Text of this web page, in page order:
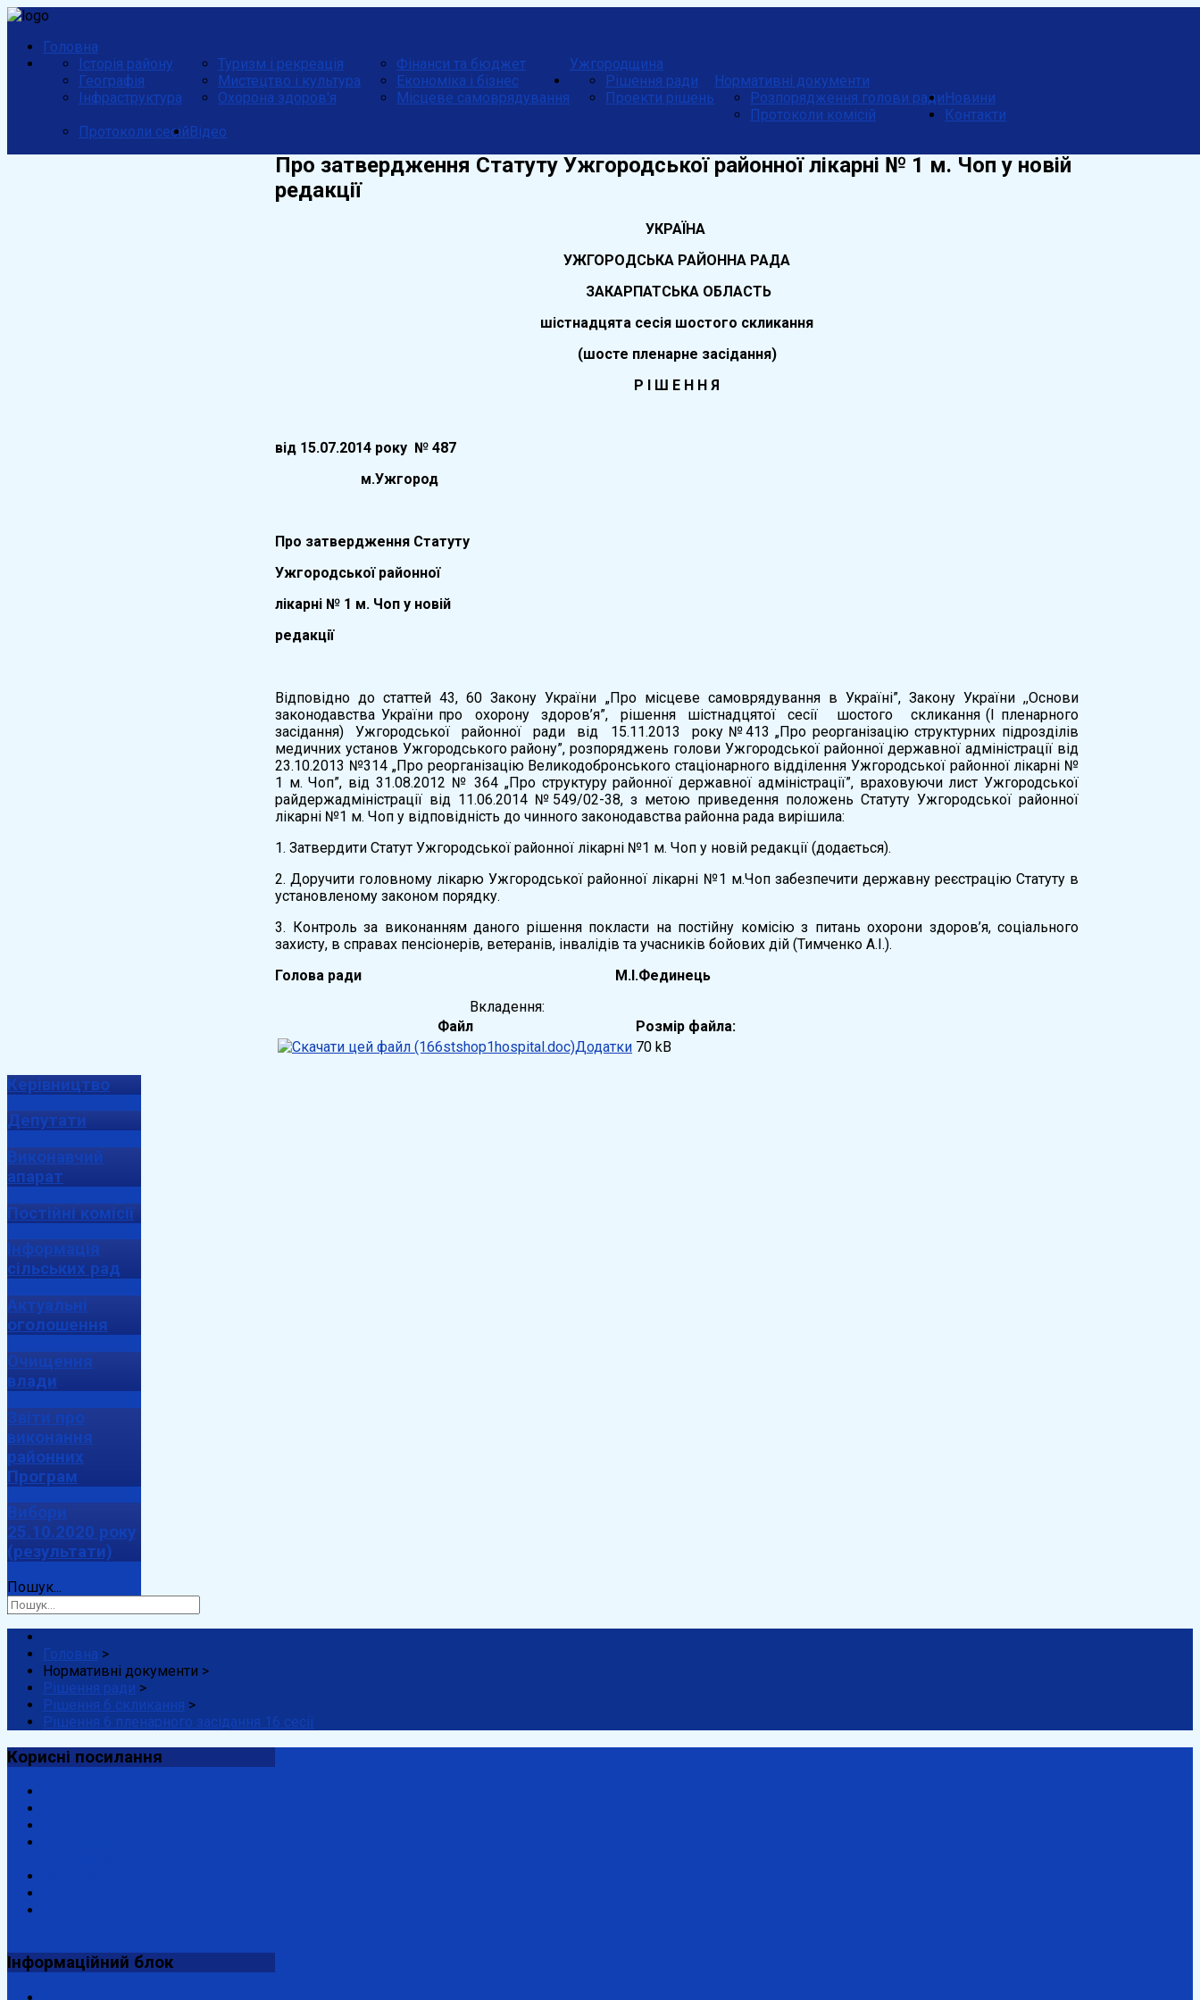
Головна
Ужгородщина
Історія району
Географія
Інфраструктура
Туризм і рекреація
Мистецтво і культура
Охорона здоров'я
Фінанси та бюджет
Економіка і бізнес
Місцеве самоврядування
Нормативні документи
Рішення ради
Проекти рішень
Розпорядження голови ради
Протоколи комісій
Протоколи сесій
Новини
Контакти
Відео
Про затвердження Статуту Ужгородської районної лікарні № 1 м. Чоп у новій
редакції
УКРАЇНА
УЖГОРОДСЬКА РАЙОННА РАДА
ЗАКАРПАТСЬКА ОБЛАСТЬ
шістнадцята сесія шостого скликання
(шосте пленарне засідання)
Р І Ш Е Н Н Я
вiд 15.07.2014 року № 487
м.Ужгород
Про затвердження Статуту
Ужгородської районної
лікарні № 1 м. Чоп у новій
редакції
Відповідно до статтей 43, 60 Закону України „Про місцеве самоврядування в Україні”, Закону України ,,Основи
законодавства України про охорону здоров’я”, рішення шістнадцятої сесії шостого скликання (І пленарного
засідання) Ужгородської районної ради від 15.11.2013 року №413 „Про реорганізацію структурних підрозділів
медичних установ Ужгородського району”, розпоряджень голови Ужгородської районної державної адміністрації від
23.10.2013 №314 „Про реорганізацію Великодобронського стаціонарного відділення Ужгородської районної лікарні №
1 м. Чоп”, від 31.08.2012 № 364 „Про структуру районної державної адміністрації”, враховуючи лист Ужгородської
райдержадміністрації від 11.06.2014 №549/02-38, з метою приведення положень Статуту Ужгородської районної
лікарні №1 м. Чоп у відповідність до чинного законодавства районна рада вирішила:
1. Затвердити Статут Ужгородської районної лікарні №1 м. Чоп у новій редакції (додається).
2. Доручити головному лікарю Ужгородської районної лікарні №1 м.Чоп забезпечити державну реєстрацію Статуту в
установленому законом порядку.
3. Контроль за виконанням даного рішення покласти на постійну комісію з питань охорони здоров’я, соціального
захисту, в справах пенсіонерів, ветеранів, інвалідів та учасників бойових дій (Тимченко А.І.).
Голова ради М.І.Фединець
Вкладення:
Файл
Розмір файла:
Додатки 70 kB
Керівництво
Депутати
Виконавчий
апарат
Постійні комісії
Інформація
сільських рад
Актуальні
оголошення
Очищення
влади
Звіти про
виконання
районних
Програм
Вибори
25.10.2020 року
(результати)
Пошук...
Головна >
Нормативні документи >
Рішення ради >
Рішення 6 скликання >
Рішення 6 пленарного засідання 16 сесії
Корисні посилання
Інформаційний блок